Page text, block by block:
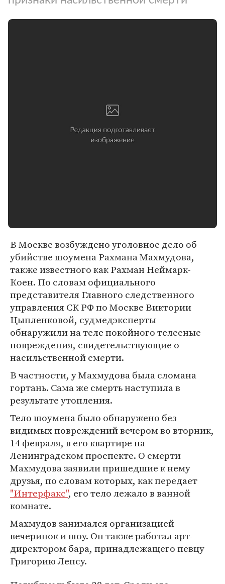
В Москве возбуждено уголовное дело об
убийстве шоумена Рахмана Махмудова,
также известного как Рахман Неймарк-
Коен. По словам официального
представителя Главного следственного
управления СК РФ по Москве Виктории
Цыпленковой, судмедэксперты
обнаружили на теле покойного телесные
повреждения, свидетельствующие о
насильственной смерти.
В частности, у Махмудова была сломана
гортань. Сама же смерть наступила в
результате утопления.
Тело шоумена было обнаружено без
видимых повреждений вечером во вторник,
14 февраля, в его квартире на
Ленинградском проспекте. О смерти
Махмудова заявили пришедшие к нему
друзья, по словам которых, как передает
"Интерфакс", его тело лежало в ванной
комнате.
Махмудов занимался организацией
вечеринок и шоу. Он также работал арт-
директором бара, принадлежащего певцу
Григорию Лепсу.